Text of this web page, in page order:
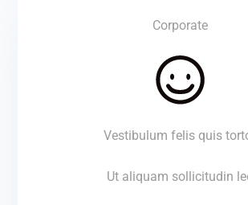
Corporate
Vestibulum felis quis
Ut aliquam sollicitudin